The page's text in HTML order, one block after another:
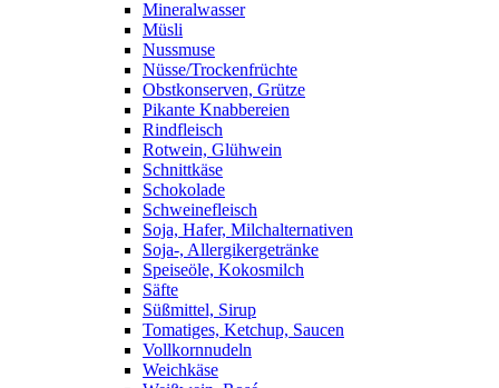
Mineralwasser
Müsli
Nussmuse
Nüsse/Trockenfrüchte
Obstkonserven, Grütze
Pikante Knabbereien
Rindfleisch
Rotwein, Glühwein
Schnittkäse
Schokolade
Schweinefleisch
Soja, Hafer, Milchalternativen
Soja-, Allergikergetränke
Speiseöle, Kokosmilch
Säfte
Süßmittel, Sirup
Tomatiges, Ketchup, Saucen
Vollkornnudeln
Weichkäse